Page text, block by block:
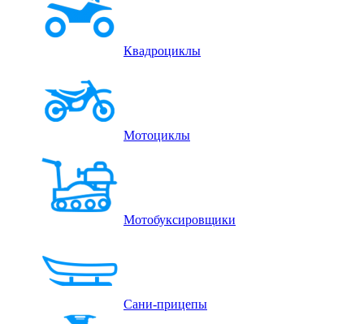
Квадроциклы
Мотоциклы
Мотобуксировщики
Сани-прицепы